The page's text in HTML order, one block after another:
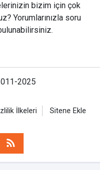
bizim için çok
Yorumlarınızla soru
2025
İlkeleri Sitene Ekle